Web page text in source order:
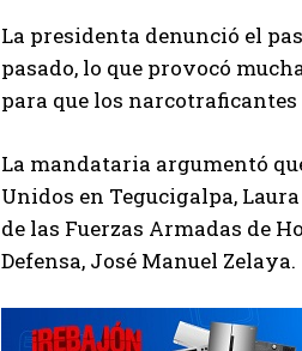
La presidenta denunció el
pasado, lo que provocó
para que los
La mandataria argumentó
Unidos en Tegucigalpa,
de las Fuerzas Armadas de
Defensa, José Manuel Zelaya.